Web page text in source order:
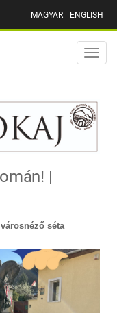
MAGYAR ENGLISH
Toggle
|
séta